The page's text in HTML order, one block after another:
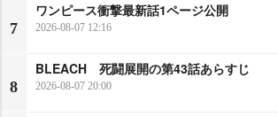
7
ワンピース衝撃最新話1ページ公開
2026-08-07 12:16
8
BLEACH 死闘展開の第43話あらすじ
2026-08-07 20:00